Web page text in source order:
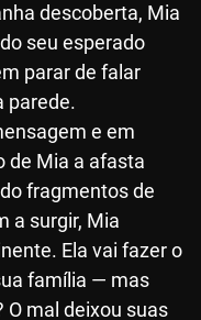
descoberta, Mia
seu esperado
parar de falar
parede.
e em
de Mia a afasta
fragmentos de
a surgir, Mia
Ela vai fazer o
família — mas
O mal deixou suas